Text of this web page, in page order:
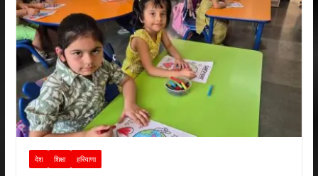
देश शिक्षा हरियाणा